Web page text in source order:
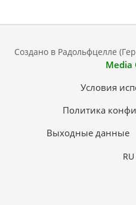
Создано в Радольфцелле
Media
Условия
Политика
Выходные данные
RU